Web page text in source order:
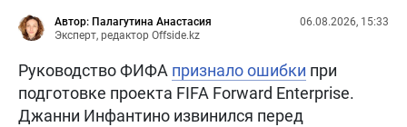
Автор: Палагутина Анастасия
Эксперт, редактор Offside.kz
06.08.2026, 15:33
Руководство ФИФА признало ошибки при
подготовке проекта FIFA Forward Enterprise.
Джанни Инфантино извинился перед